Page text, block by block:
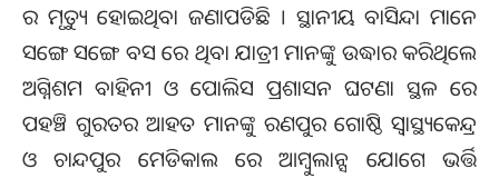
ର ମୃତ୍ୟୁ ହୋଇଥିବା ଜଣାପଡିଛି । ସ୍ଥାନୀୟ ବାସିନ୍ଦା ମାନେ
ସଙ୍ଗେ ସଙ୍ଗେ ବସ ରେ ଥିବା ଯାତ୍ରୀ ମାନଙ୍କୁ ଉଦ୍ଧାର କରିଥିଲେ
ଅଗ୍ନିଶମ ବାହିନୀ ଓ ପୋଲିସ ପ୍ରଶାସନ ଘଟଣା ସ୍ଥଳ ରେ
ପହଞ୍ଚି ଗୁରତର ଆହତ ମାନଙ୍କୁ ରଣପୁର ଗୋଷ୍ଠି ସ୍ୱାସ୍ଥ୍ୟକେନ୍ଦ୍ର
ଓ ଚାନ୍ଦପୁର ମେଡିକାଲ ରେ ଆମ୍ବୁଲାନ୍ସ ଯୋଗେ ଭର୍ତ୍ତି